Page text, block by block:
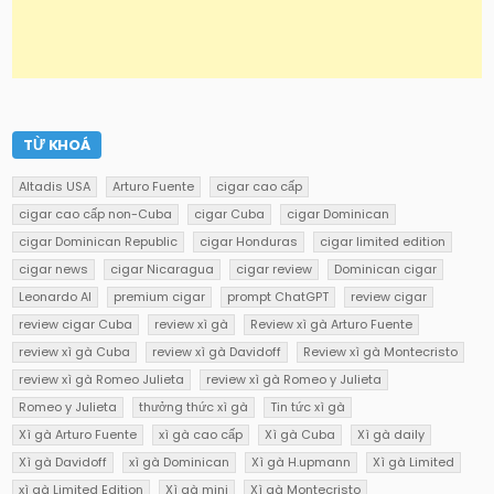
TỪ KHOÁ
Altadis USA Arturo Fuente
cigar cao cấp
cigar cao cấp non-Cuba
cigar Cuba
cigar Dominican
cigar Dominican Republic
cigar Honduras
cigar limited edition
cigar news
cigar Nicaragua cigar review
Dominican cigar
Leonardo AI
premium cigar prompt ChatGPT
review cigar
review cigar Cuba
review xì gà
Review xì gà Arturo Fuente
review xì gà Cuba
review xì gà Davidoff
Review xì gà Montecristo
review xì gà Romeo Julieta
review xì gà Romeo y Julieta
Romeo y Julieta
thưởng thức xì gà
Tin tức xì gà
Xì gà Arturo Fuente
xì gà cao cấp Xì gà Cuba
Xì gà daily
Xì gà Davidoff
xì gà Dominican Xì gà H.upmann
Xì gà Limited
xì gà Limited Edition
Xì gà mini Xì gà Montecristo